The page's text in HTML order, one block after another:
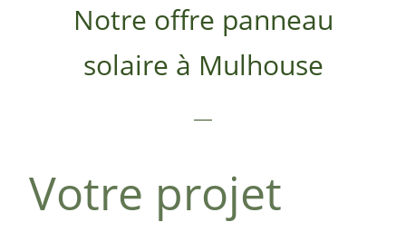
Notre offre panneau
solaire à Mulhouse
Votre projet